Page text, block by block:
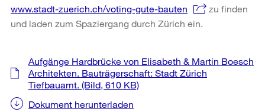
www.stadt-zuerich.ch/voting-gute-bauten
zu finden
und laden zum Spaziergang durch Zürich ein.
Weitere
Informationen
Aufgänge Hardbrücke von Elisabeth & Martin Boesch
Architekten. Bauträgerschaft: Stadt Zürich
Tiefbauamt. (Bild, 610 KB)
Dokument herunterladen